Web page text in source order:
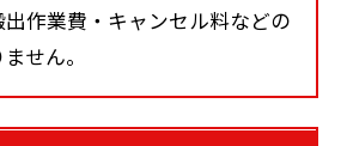
作業費・キャンセル料などの
せん。